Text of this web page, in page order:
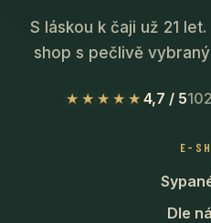
S láskou k čaji už 21
shop s pečlivě
★★★★★ 4,7 / 5
E-
Dle